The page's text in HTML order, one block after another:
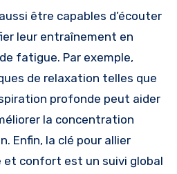
être capables d’écouter
leur entraînement en
fatigue. Par exemple,
de relaxation telles que
profonde peut aider
la concentration
Enfin, la clé pour allier
confort est un suivi global